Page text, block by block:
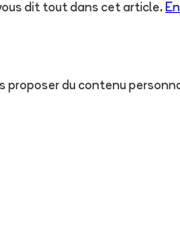
dit tout dans cet article.
du contenu